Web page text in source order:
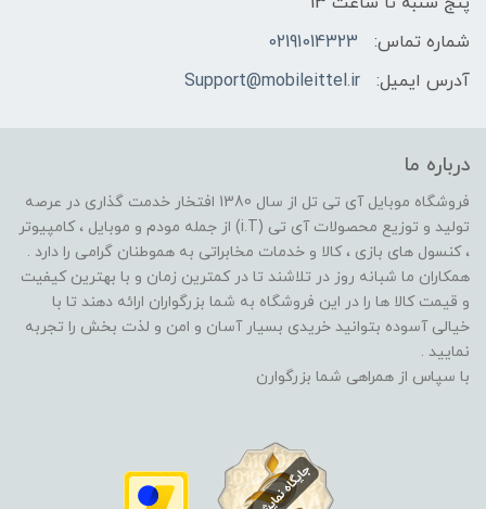
شماره تماس:
02191014323
آدرس ایمیل:
Support@mobileittel.ir
درباره ما
فروشگاه موبایل آی تی تل از سال 1380 افتخار خدمت گذاری در عرصه
تولید و توزیع محصولات آی تی (i.T) از جمله مودم و موبایل ، کامپیوتر
، کنسول های بازی ، کالا و خدمات مخابراتی به هموطنان گرامی را دارد .
همکاران ما شبانه روز در تلاشند تا در کمترین زمان و با بهترین کیفیت
و قیمت کالا ها را در این فروشگاه به شما بزرگواران ارائه دهند تا با
خیالی آسوده بتوانید خریدی بسیار آسان و امن و لذت بخش را تجربه
نمایید .
با سپاس از همراهی شما بزرگوارن